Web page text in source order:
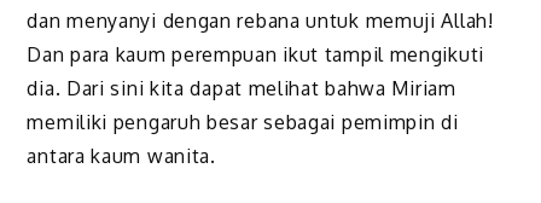
dan menyanyi dengan rebana untuk memuji Allah!
Dan para kaum perempuan ikut tampil mengikuti
dia. Dari sini kita dapat melihat bahwa Miriam
memiliki pengaruh besar sebagai pemimpin di
antara kaum wanita.